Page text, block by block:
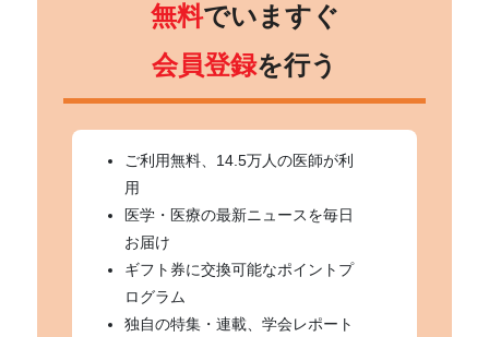
無料でいますぐ
会員登録を行う
ご利用無料、14.5万人の医師が利
用
医学・医療の最新ニュースを毎日
お届け
ギフト券に交換可能なポイントプ
ログラム
独自の特集・連載、学会レポート